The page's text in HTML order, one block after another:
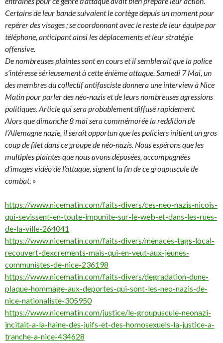
Certains de leur bande suivaient le cortège depuis un moment pour
repérer des visages ; se coordonnant avec le reste de leur équipe par
téléphone, anticipant ainsi les déplacements et leur stratégie
offensive.
De nombreuses plaintes sont en cours et il semblerait que la police
s’intéresse sérieusement à cette énième attaque. Samedi 7 Mai, un
des membres du collectif antifasciste donnera une interview à Nice
Matin pour parler des néo-nazis et de leurs nombreuses agressions
politiques. Article qui sera probablement diffusé rapidement.
Alors que dimanche 8 mai sera commémorée la reddition de
l’Allemagne nazie, il serait opportun que les policiers initient un gros
coup de filet dans ce groupe de néo-nazis. Nous espérons que les
multiples plaintes que nous avons déposées, accompagnées
d’images vidéo de l’attaque, signent la fin de ce groupuscule de
combat. »
https://www.nicematin.com/faits-divers/ces-neo-nazis-nicois-
qui-sevissent-en-toute-impunite-sur-le-web-et-dans-les-rues-
de-la-ville-264041
https://www.nicematin.com/faits-divers/menaces-tags-local-
recouvert-dexcrements-mais-qui-en-veut-aux-jeunes-
communistes-de-nice-236198
https://www.nicematin.com/faits-divers/degradation-dune-
plaque-hommage-aux-deportes-qui-sont-les-neo-nazis-de-
nice-nationaliste-305950
https://www.nicematin.com/justice/le-groupuscule-neonazi-
incitait-a-la-haine-des-juifs-et-des-homosexuels-la-justice-a-
tranche-a-nice-434628